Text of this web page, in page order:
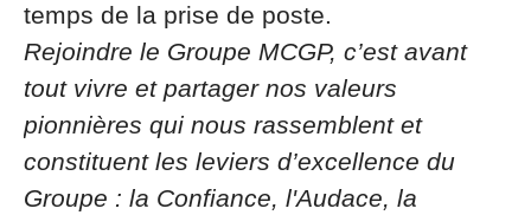
temps de la prise de poste.
Rejoindre le Groupe MCGP, c’est avant
tout vivre et partager nos valeurs
pionnières qui nous rassemblent et
constituent les leviers d’excellence du
Groupe : la Confiance, l'Audace, la